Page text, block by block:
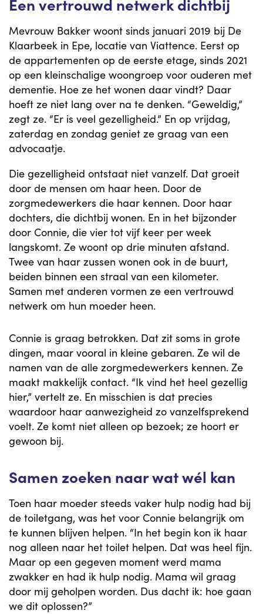
Een vertrouwd netwerk dichtbij
Mevrouw Bakker woont sinds januari 2019 bij De
Klaarbeek in Epe, locatie van Viattence. Eerst op
de appartementen op de eerste etage, sinds 2021
op een kleinschalige woongroep voor ouderen met
dementie. Hoe ze het wonen daar vindt? Daar
hoeft ze niet lang over na te denken. “Geweldig,”
zegt ze. “Er is veel gezelligheid.” En op vrijdag,
zaterdag en zondag geniet ze graag van een
advocaatje.
Die gezelligheid ontstaat niet vanzelf. Dat groeit
door de mensen om haar heen. Door de
zorgmedewerkers die haar kennen. Door haar
dochters, die dichtbij wonen. En in het bijzonder
door Connie, die vier tot vijf keer per week
langskomt. Ze woont op drie minuten afstand.
Twee van haar zussen wonen ook in de buurt,
beiden binnen een straal van een kilometer.
Samen met anderen vormen ze een vertrouwd
netwerk om hun moeder heen.
Connie is graag betrokken. Dat zit soms in grote
dingen, maar vooral in kleine gebaren. Ze wil de
namen van de alle zorgmedewerkers kennen. Ze
maakt makkelijk contact. “Ik vind het heel gezellig
hier,” vertelt ze. En misschien is dat precies
waardoor haar aanwezigheid zo vanzelfsprekend
voelt. Ze komt niet alleen op bezoek; ze hoort er
gewoon bij.
Samen zoeken naar wat wél kan
Toen haar moeder steeds vaker hulp nodig had bij
de toiletgang, was het voor Connie belangrijk om
te kunnen blijven helpen. “In het begin kon ik haar
nog alleen naar het toilet helpen. Dat was heel fijn.
Maar op een gegeven moment werd mama
zwakker en had ik hulp nodig. Mama wil graag
door mij geholpen worden. Dus dacht ik: hoe gaan
we dit oplossen?”